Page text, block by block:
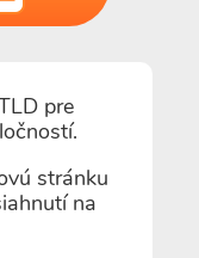
pre
stránku
na